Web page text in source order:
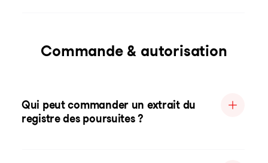
Commande & autorisation
Qui peut commander un extrait du
registre des poursuites ?